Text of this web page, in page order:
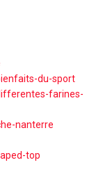
du-sport
farines-
nanterre
top